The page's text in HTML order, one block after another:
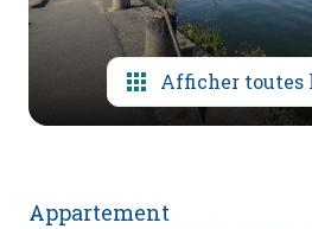
Afficher toutes
Appartement